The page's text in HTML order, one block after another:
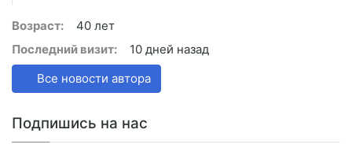
Возраст:
40 лет
Последний визит:
10 дней назад
Все новости автора
Подпишись на нас